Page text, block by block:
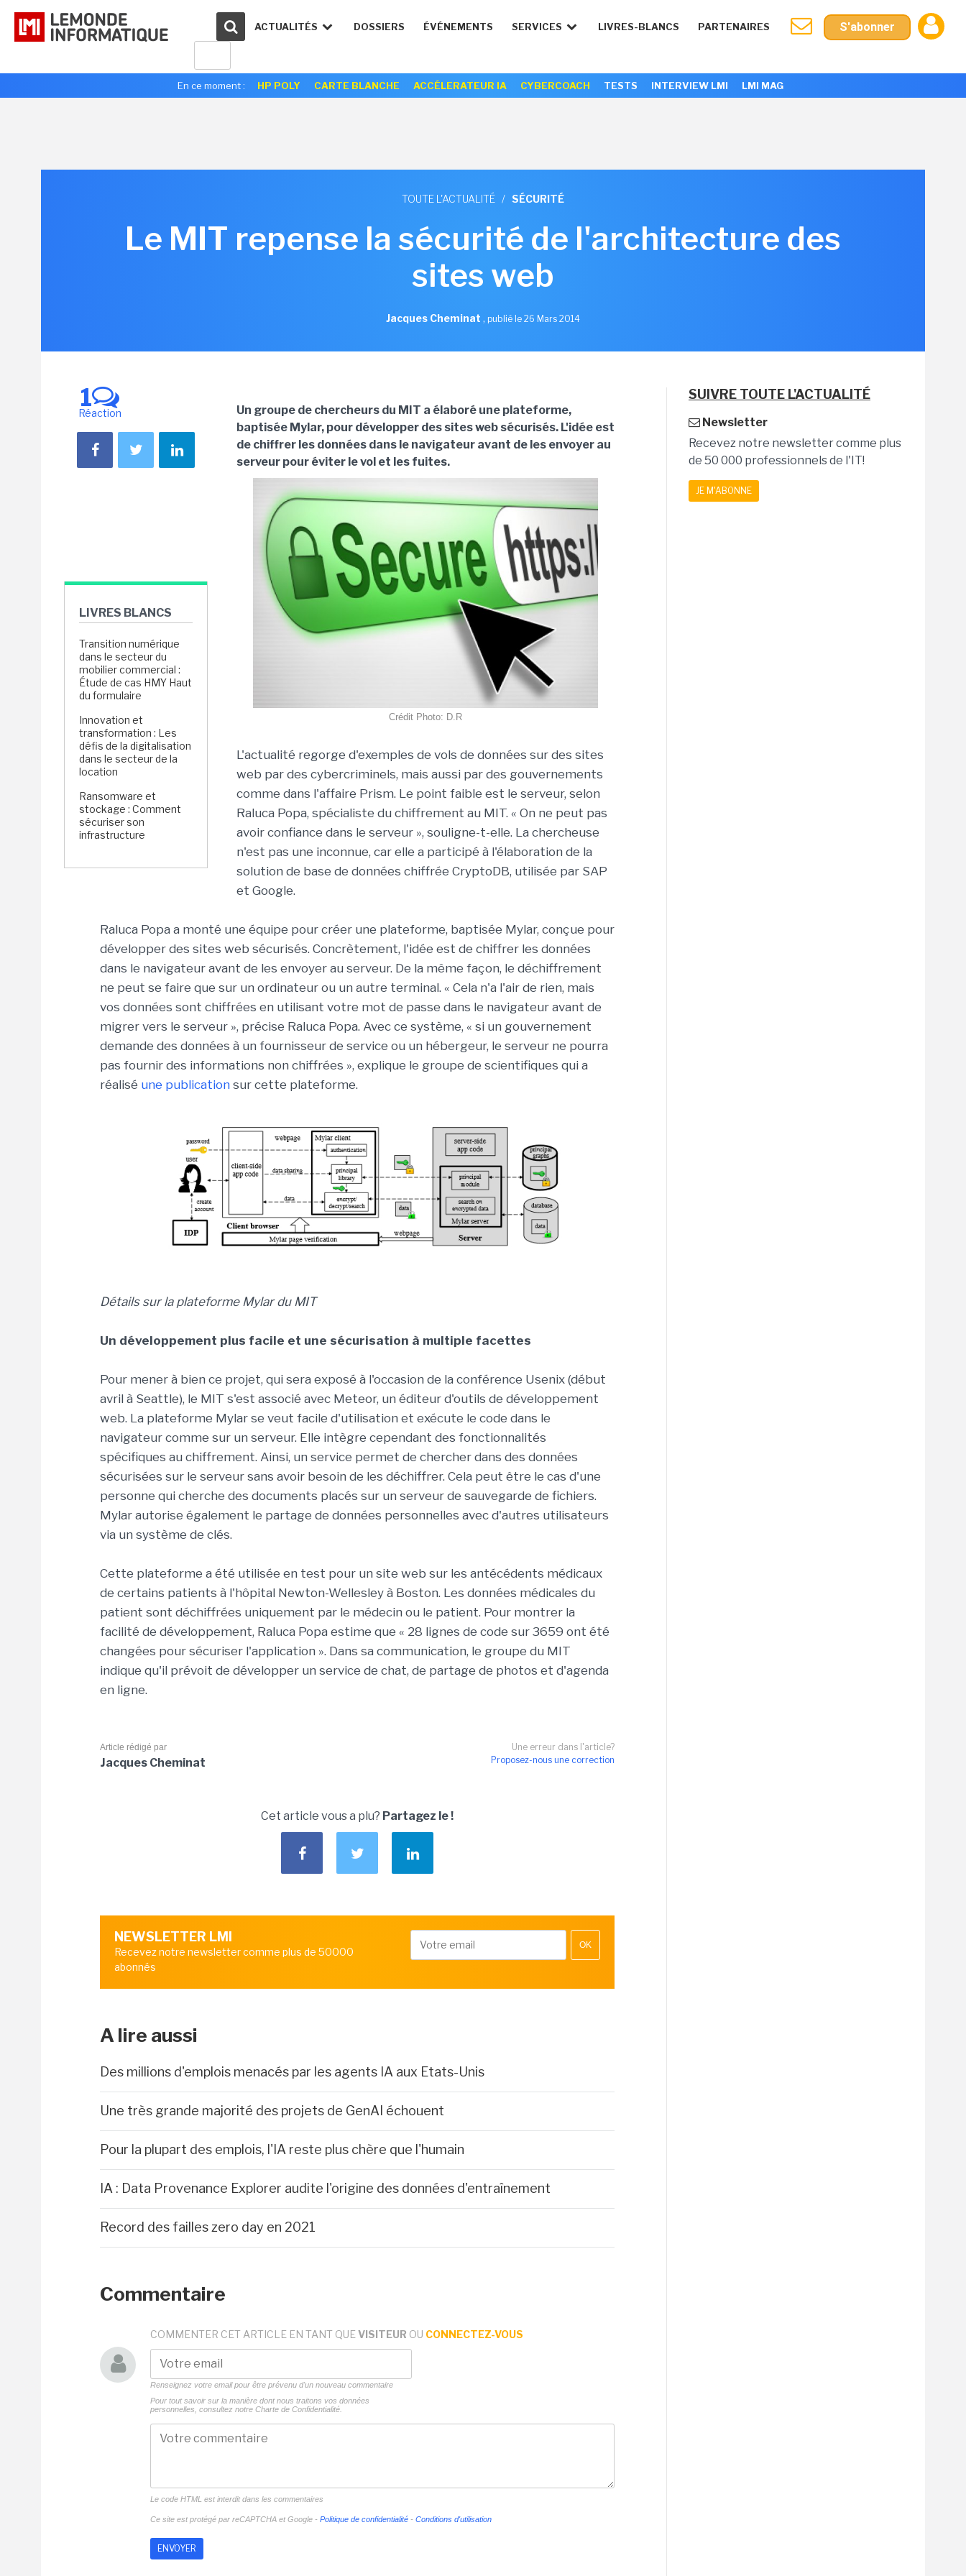
ACTUALITÉS DOSSIERS ÉVÉNEMENTS SERVICES LIVRES-BLANCS PARTENAIRES S'abonner
En ce moment : HP POLY CARTE BLANCHE ACCÉLERATEUR IA CYBERCOACH TESTS INTERVIEW LMI LMI MAG
TOUTE L'ACTUALITÉ / SÉCURITÉ
Le MIT repense la sécurité de l'architecture des
sites web
Jacques Cheminat , publié le 26 Mars 2014
1
Réaction
LIVRES BLANCS
Transition numérique
dans le secteur du
mobilier commercial :
Étude de cas HMY Haut
du formulaire
Innovation et
transformation : Les
défis de la digitalisation
dans le secteur de la
location
Ransomware et
stockage : Comment
sécuriser son
infrastructure
Un groupe de chercheurs du MIT a élaboré une plateforme,
baptisée Mylar, pour développer des sites web sécurisés. L'idée est
de chiffrer les données dans le navigateur avant de les envoyer au
serveur pour éviter le vol et les fuites.
Crédit Photo: D.R
L'actualité regorge d'exemples de vols de données sur des sites
web par des cybercriminels, mais aussi par des gouvernements
comme dans l'affaire Prism. Le point faible est le serveur, selon
Raluca Popa, spécialiste du chiffrement au MIT. « On ne peut pas
avoir confiance dans le serveur », souligne-t-elle. La chercheuse
n'est pas une inconnue, car elle a participé à l'élaboration de la
solution de base de données chiffrée CryptoDB, utilisée par SAP
et Google.
Raluca Popa a monté une équipe pour créer une plateforme, baptisée Mylar, conçue pour
développer des sites web sécurisés. Concrètement, l'idée est de chiffrer les données
dans le navigateur avant de les envoyer au serveur. De la même façon, le déchiffrement
ne peut se faire que sur un ordinateur ou un autre terminal. « Cela n'a l'air de rien, mais
vos données sont chiffrées en utilisant votre mot de passe dans le navigateur avant de
migrer vers le serveur », précise Raluca Popa. Avec ce système, « si un gouvernement
demande des données à un fournisseur de service ou un hébergeur, le serveur ne pourra
pas fournir des informations non chiffrées », explique le groupe de scientifiques qui a
réalisé une publication sur cette plateforme.
Détails sur la plateforme Mylar du MIT
Un développement plus facile et une sécurisation à multiple facettes
Pour mener à bien ce projet, qui sera exposé à l'occasion de la conférence Usenix (début
avril à Seattle), le MIT s'est associé avec Meteor, un éditeur d'outils de développement
web. La plateforme Mylar se veut facile d'utilisation et exécute le code dans le
navigateur comme sur un serveur. Elle intègre cependant des fonctionnalités
spécifiques au chiffrement. Ainsi, un service permet de chercher dans des données
sécurisées sur le serveur sans avoir besoin de les déchiffrer. Cela peut être le cas d'une
personne qui cherche des documents placés sur un serveur de sauvegarde de fichiers.
Mylar autorise également le partage de données personnelles avec d'autres utilisateurs
via un système de clés.
Cette plateforme a été utilisée en test pour un site web sur les antécédents médicaux
de certains patients à l'hôpital Newton-Wellesley à Boston. Les données médicales du
patient sont déchiffrées uniquement par le médecin ou le patient. Pour montrer la
facilité de développement, Raluca Popa estime que « 28 lignes de code sur 3659 ont été
changées pour sécuriser l'application ». Dans sa communication, le groupe du MIT
indique qu'il prévoit de développer un service de chat, de partage de photos et d'agenda
en ligne.
Une erreur dans l'article?
Proposez-nous une correction
Article rédigé par
Jacques Cheminat
Cet article vous a plu? Partagez le !
NEWSLETTER LMI
Recevez notre newsletter comme plus de 50000
abonnés
OK
A lire aussi
Des millions d'emplois menacés par les agents IA aux Etats-Unis
Une très grande majorité des projets de GenAI échouent
Pour la plupart des emplois, l'IA reste plus chère que l'humain
IA : Data Provenance Explorer audite l'origine des données d'entraînement
Record des failles zero day en 2021
Commentaire
COMMENTER CET ARTICLE EN TANT QUE VISITEUR OU CONNECTEZ-VOUS
Renseignez votre email pour être prévenu d'un nouveau commentaire
Pour tout savoir sur la manière dont nous traitons vos données
personnelles, consultez notre Charte de Confidentialité.
Le code HTML est interdit dans les commentaires
Ce site est protégé par reCAPTCHA et Google - Politique de confidentialité - Conditions d'utilisation
SUIVRE TOUTE L'ACTUALITÉ
Newsletter
Recevez notre newsletter comme plus
de 50 000 professionnels de l'IT!
JE M'ABONNE